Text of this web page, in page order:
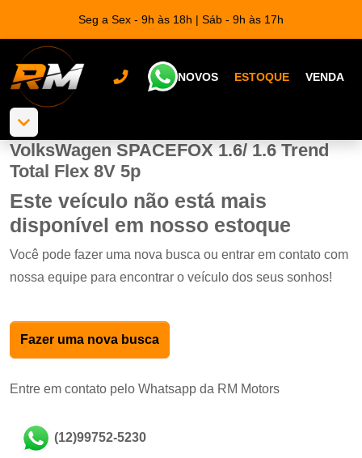
Seg a Sex - 9h às 18h | Sáb - 9h às 17h
NOVOS ESTOQUE VENDA
VolksWagen SPACEFOX 1.6/ 1.6 Trend
Total Flex 8V 5p
Este veículo não está mais
disponível em nosso estoque
Você pode fazer uma nova busca ou entrar em contato com
nossa equipe para encontrar o veículo dos seus sonhos!
Fazer uma nova busca
Entre em contato pelo Whatsapp da RM Motors
(12)99752-5230